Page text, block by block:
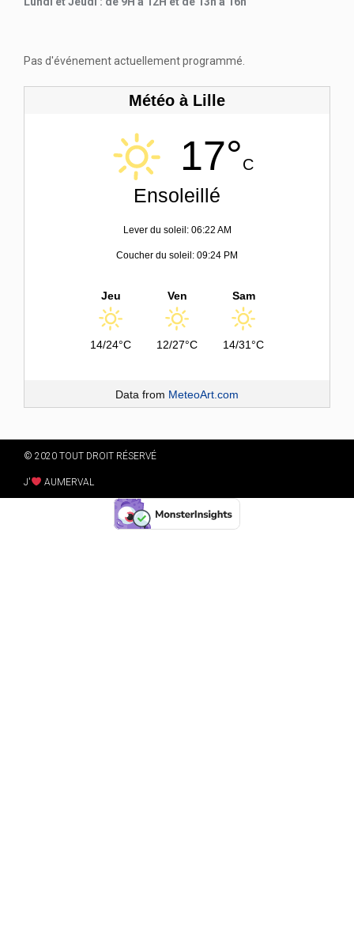
Pas d'événement actuellement programmé.
Météo à Lille
17°C
Ensoleillé
Lever du soleil: 06:22 AM
Coucher du soleil: 09:24 PM
Jeu
14/24°C
Ven
12/27°C
Sam
14/31°C
Data from MeteoArt.com
© 2020 TOUT DROIT RÉSERVÉ
J' AUMERVAL